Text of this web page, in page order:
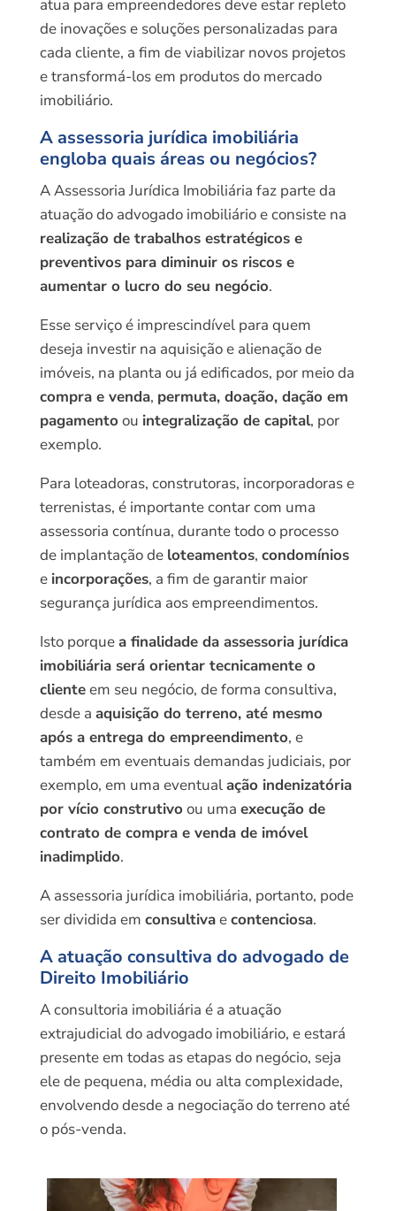
atua para empreendedores deve estar repleto
de inovações e soluções personalizadas para
cada cliente, a fim de viabilizar novos projetos
e transformá-los em produtos do mercado
imobiliário.
A assessoria jurídica imobiliária
engloba quais áreas ou negócios?
A Assessoria Jurídica Imobiliária faz parte da
atuação do advogado imobiliário e consiste na
realização de trabalhos estratégicos e
preventivos para diminuir os riscos e
aumentar o lucro do seu negócio.
Esse serviço é imprescindível para quem
deseja investir na aquisição e alienação de
imóveis, na planta ou já edificados, por meio da
compra e venda, permuta, doação, dação em
pagamento ou integralização de capital, por
exemplo.
Para loteadoras, construtoras, incorporadoras e
terrenistas, é importante contar com uma
assessoria contínua, durante todo o processo
de implantação de loteamentos, condomínios
e incorporações, a fim de garantir maior
segurança jurídica aos empreendimentos.
Isto porquea finalidade da assessoria jurídica
imobiliária será orientar tecnicamente o
clienteem seu negócio, de forma consultiva,
desde a aquisição do terreno, até mesmo
após a entrega do empreendimento, e
também em eventuais demandas judiciais, por
exemplo, em uma eventualação indenizatória
por vício construtivo ou uma execução de
contrato de compra e venda de imóvel
inadimplido.
A assessoria jurídica imobiliária, portanto, pode
ser dividida em consultivaecontenciosa.
A atuação consultiva do advogado de
Direito Imobiliário
A consultoria imobiliária é a atuação
extrajudicial do advogado imobiliário, e estará
presente em todas as etapas do negócio, seja
ele de pequena, média ou alta complexidade,
envolvendo desde a negociação do terreno até
o pós-venda.